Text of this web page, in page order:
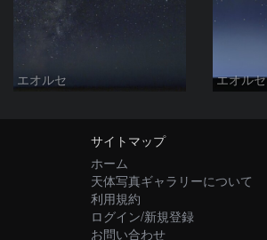
エオルセ エオルセ
サイトマップ
ホーム
天体写真ギャラリーについて
利用規約
ログイン/新規登録
お問い合わせ